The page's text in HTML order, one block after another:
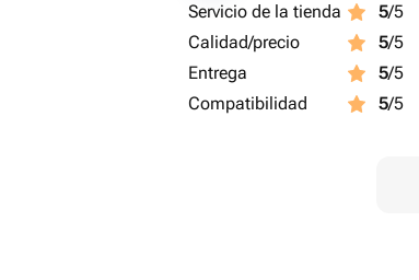
Servicio de la tienda 5/5
Calidad/precio
5/5
Entrega
5/5
Compatibilidad
5/5